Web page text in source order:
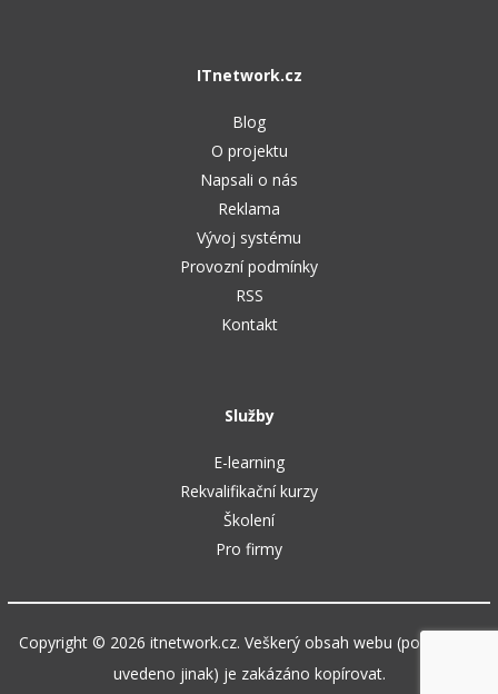
ITnetwork.cz
Blog
O projektu
Napsali o nás
Reklama
Vývoj systému
Provozní podmínky
RSS
Kontakt
Služby
E-learning
Rekvalifikační kurzy
Školení
Pro firmy
Copyright © 2026 itnetwork.cz. Veškerý obsah webu (pokud není
uvedeno jinak) je zakázáno kopírovat.